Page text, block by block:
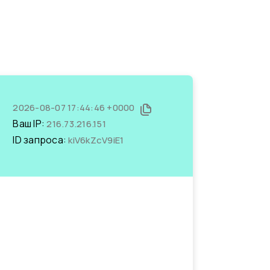
2026-08-07 17:44:46 +0000
Ваш IP:216.73.216.151
ID запроса:kiV6kZcV9iE1